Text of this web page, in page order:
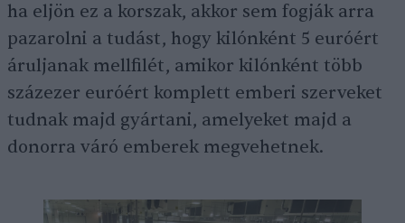
ha eljön ez a korszak, akkor sem fogják arra
pazarolni a tudást, hogy kilónként 5 euróért
áruljanak mellfilét, amikor kilónként több
százezer euróért komplett emberi szerveket
tudnak majd gyártani, amelyeket majd a
donorra váró emberek megvehetnek.